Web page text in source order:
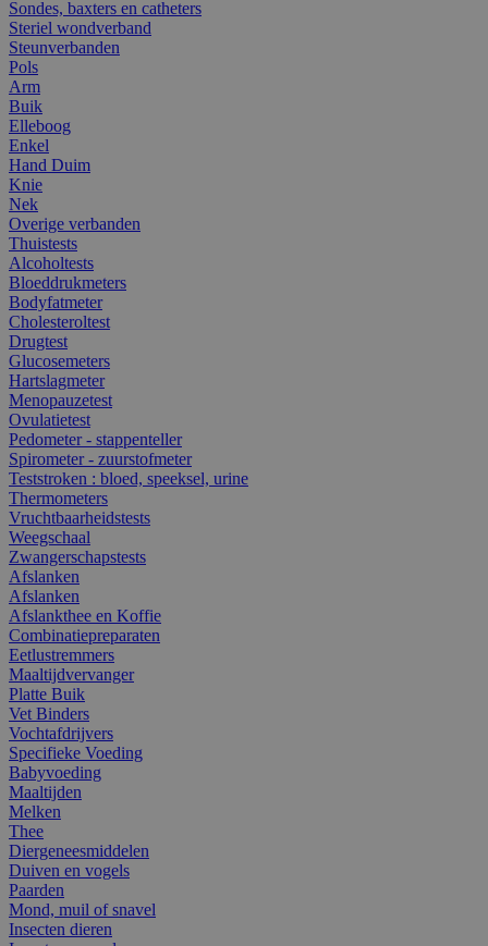
Sondes, baxters en catheters
Steriel wondverband
Steunverbanden
Pols
Arm
Buik
Elleboog
Enkel
Hand Duim
Knie
Nek
Overige verbanden
Thuistests
Alcoholtests
Bloeddrukmeters
Bodyfatmeter
Cholesteroltest
Drugtest
Glucosemeters
Hartslagmeter
Menopauzetest
Ovulatietest
Pedometer - stappenteller
Spirometer - zuurstofmeter
Teststroken : bloed, speeksel, urine
Thermometers
Vruchtbaarheidstests
Weegschaal
Zwangerschapstests
Afslanken
Afslanken
Afslankthee en Koffie
Combinatiepreparaten
Eetlustremmers
Maaltijdvervanger
Platte Buik
Vet Binders
Vochtafdrijvers
Specifieke Voeding
Babyvoeding
Maaltijden
Melken
Thee
Diergeneesmiddelen
Duiven en vogels
Paarden
Mond, muil of snavel
Insecten dieren